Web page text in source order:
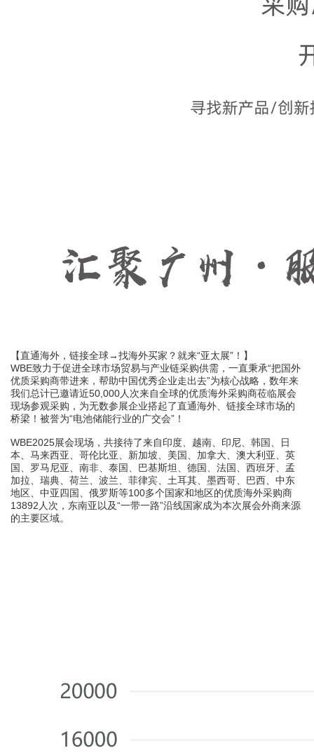
【直通海外，链接全球→找海外买家？就来“亚太展”！ 】
WBE致力于促进全球市场贸易与产业链采购供需， 一直秉承“把国外
优质采购商带进来，帮助中国优秀企业走出去”为核心战略，数年来
我们总计已邀请近50,000人次来自全球的优质海外采购商莅临展会
现场参观采购，为无数参展企业搭起了直通海外、链接全球市场的
桥梁！被誉为“电池储能行业的广交会”！
WBE2025展会现场，共接待了来自印度、越南、印尼、韩国、日
本、马来西亚、哥伦比亚、新加坡、美国、加拿大、澳大利亚、英
国、 罗马尼亚、 南非、泰国、巴基斯坦、德国、法国、西班牙、孟
加拉、瑞典、荷兰、波兰、菲律宾、土耳其、墨西哥、巴西、中东
地区、中亚四国、俄罗斯等100多个国家和地区的优质海外采购商
13892 人次，东南亚以及“一带一路”沿线国家成为本次展会外商来源
的主要区域。